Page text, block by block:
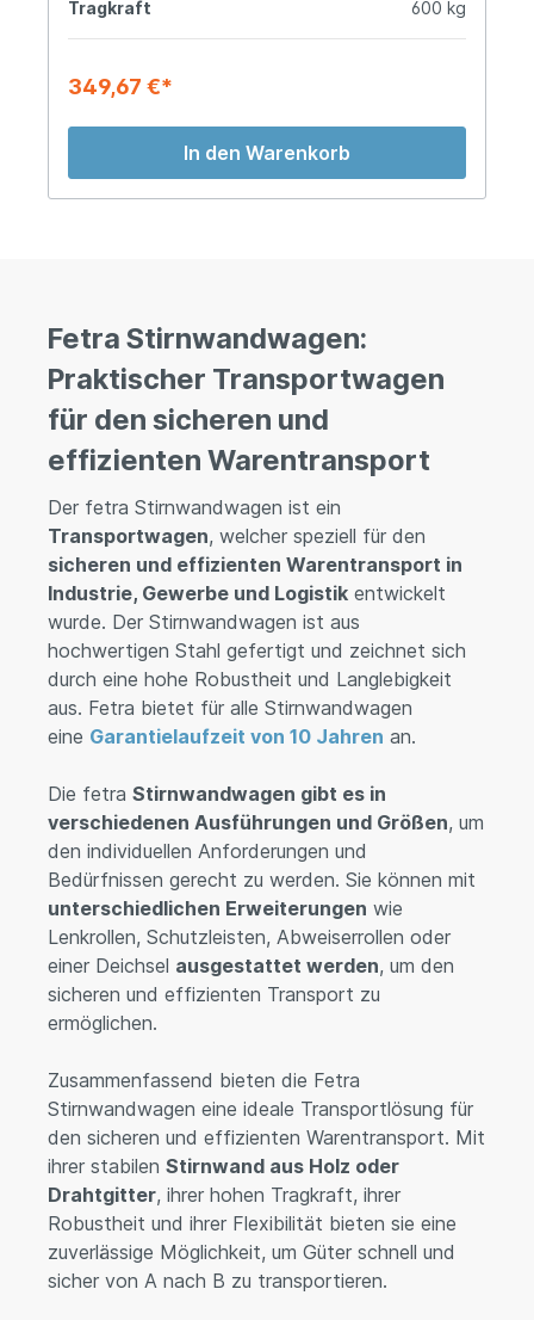
Tragkraft 600 kg
349,67 €*
In den Warenkorb
Fetra Stirnwandwagen:
Praktischer Transportwagen
für den sicheren und
effizienten Warentransport
Der fetra Stirnwandwagen ist ein
Transportwagen, welcher speziell für den
sicheren und effizienten Warentransport in
Industrie, Gewerbe und Logistik entwickelt
wurde. Der Stirnwandwagen ist aus
hochwertigen Stahl gefertigt und zeichnet sich
durch eine hohe Robustheit und Langlebigkeit
aus. Fetra bietet für alle Stirnwandwagen
eine Garantielaufzeit von 10 Jahren an.
Die fetra Stirnwandwagen gibt es in
verschiedenen Ausführungen und Größen, um
den individuellen Anforderungen und
Bedürfnissen gerecht zu werden. Sie können mit
unterschiedlichen Erweiterungen wie
Lenkrollen, Schutzleisten, Abweiserrollen oder
einer Deichsel ausgestattet werden, um den
sicheren und effizienten Transport zu
ermöglichen.
Zusammenfassend bieten die Fetra
Stirnwandwagen eine ideale Transportlösung für
den sicheren und effizienten Warentransport. Mit
ihrer stabilen Stirnwand aus Holz oder
Drahtgitter, ihrer hohen Tragkraft, ihrer
Robustheit und ihrer Flexibilität bieten sie eine
zuverlässige Möglichkeit, um Güter schnell und
sicher von A nach B zu transportieren.